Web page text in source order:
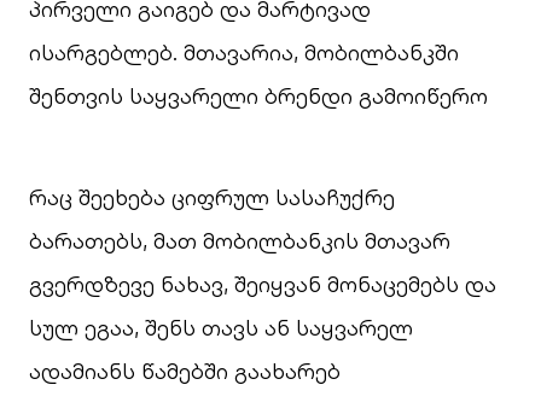
პირველი გაიგებ და მარტივად
ისარგებლებ. მთავარია, მობილბანკში
შენთვის საყვარელი ბრენდი გამოიწერო
რაც შეეხება ციფრულ სასაჩუქრე
ბარათებს, მათ მობილბანკის მთავარ
გვერდზევე ნახავ, შეიყვან მონაცემებს და
სულ ეგაა, შენს თავს ან საყვარელ
ადამიანს წამებში გაახარებ